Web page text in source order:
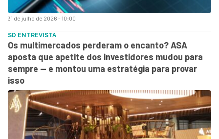
31 de julho de 2026 - 10:00
SD ENTREVISTA
Os multimercados perderam o encanto? ASA
aposta que apetite dos investidores mudou para
sempre — e montou uma estratégia para provar
isso